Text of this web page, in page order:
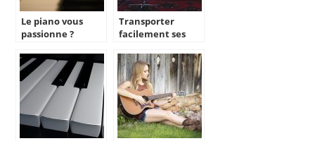
Le piano vous
passionne ?
en ligne avec un
professeur
Transporter
facilement ses
un festival